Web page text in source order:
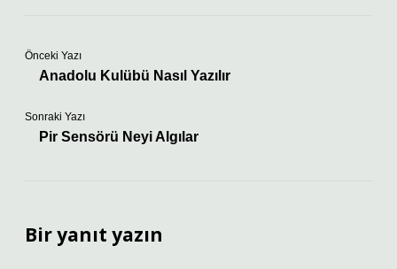
Önceki Yazı
Anadolu Kulübü Nasıl Yazılır
Sonraki Yazı
Pir Sensörü Neyi Algılar
Bir yanıt yazın